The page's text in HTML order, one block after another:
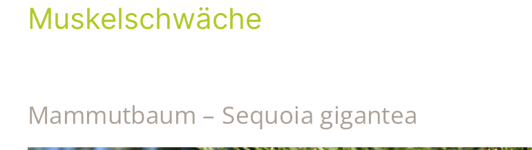
Muskelschwäche
Mammutbaum – Sequoia gigantea